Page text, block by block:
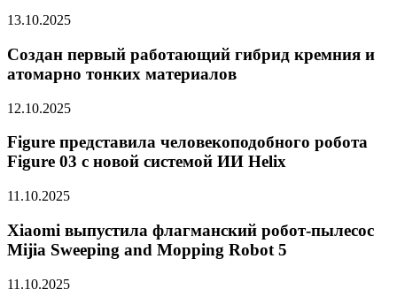
13.10.2025
Создан первый работающий гибрид кремния и
атомарно тонких материалов
12.10.2025
Figure представила человекоподобного робота
Figure 03 с новой системой ИИ Helix
11.10.2025
Xiaomi выпустила флагманский робот-пылесос
Mijia Sweeping and Mopping Robot 5
11.10.2025